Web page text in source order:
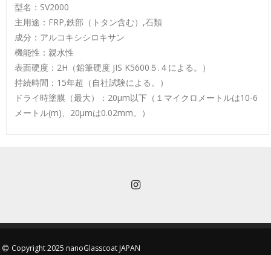
型名：SV2000
主用途：FRP,鉄部（トタン含む）,石類
成分：アルコキシシロキサン
機能性：親水性
表面硬度：2H（鉛筆硬度 JIS K5600５.４による。）
持続時間：15年超（自社試験による。）
ドライ時塗膜（最大）：20μm以下（１マイクロメートルは10-6
メートル(m)、20μmは0.02mm。）
Copyright 2025 nanoGlasscoat JAPAN